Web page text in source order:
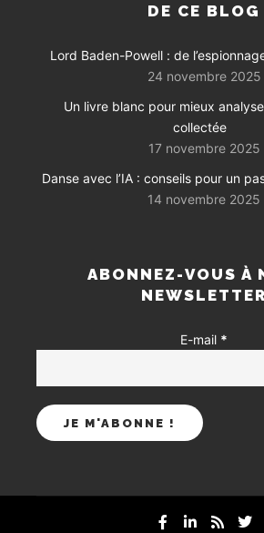
DE CE BLOG
Lord Baden-Powell : de
24 novembre 2025
Un livre blanc pour mieux
collectée
17 novembre 2025
Danse avec l’IA : conseils pour un
14 novembre 2025
ABONNEZ-VOUS À
NEWSLETTER
E-mail *